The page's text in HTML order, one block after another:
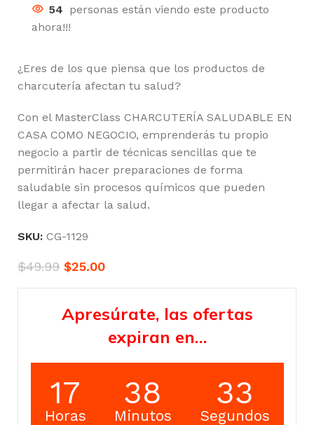
54 personas están viendo este producto
ahora!!!
¿Eres de los que piensa que los productos de
charcutería afectan tu salud?
Con el MasterClass CHARCUTERÍA SALUDABLE EN
CASA COMO NEGOCIO, emprenderás tu propio
negocio a partir de técnicas sencillas que te
permitirán hacer preparaciones de forma
saludable sin procesos químicos que pueden
llegar a afectar la salud.
SKU: CG-1129
$49.99 $25.00
Apresúrate, las ofertas
expiran en…
17
Horas
38
Minutos
33
Segundos